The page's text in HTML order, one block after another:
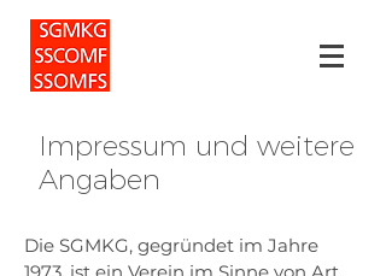
Impressum und weitere
Angaben
Die SGMKG, gegründet im Jahre